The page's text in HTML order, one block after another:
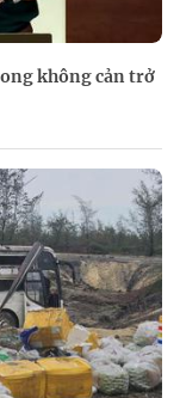
không cản trở